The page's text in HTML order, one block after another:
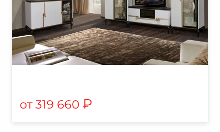
319 660 ₽